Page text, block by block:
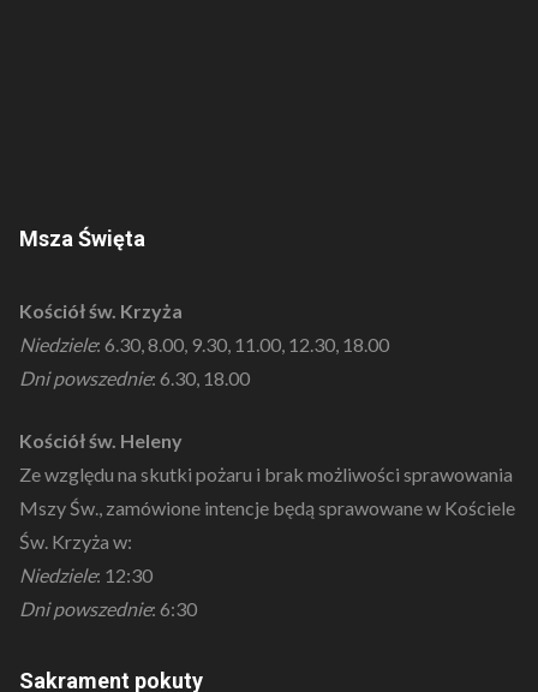
Msza Święta
Kościół św. Krzyża
Niedziele: 6.30, 8.00, 9.30, 11.00, 12.30, 18.00
Dni powszednie: 6.30, 18.00
Kościół św. Heleny
Ze względu na skutki pożaru i brak możliwości sprawowania
Mszy Św., zamówione intencje będą sprawowane w Kościele
Św. Krzyża w:
Niedziele: 12:30
Dni powszednie: 6:30
Sakrament pokuty